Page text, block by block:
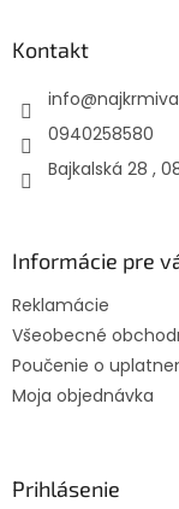
Kontakt
info@
0940258580
Bajkalská 28 ,
Informácie pre
Reklamácie
Všeobecné
Poučenie o
Moja objednávka
Prihlásenie